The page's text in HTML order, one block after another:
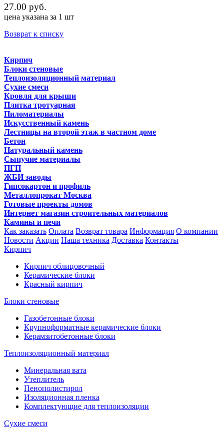
27.00 руб.
цена указана за 1 шт
Возврат к списку
Кирпич
Блоки стеновые
Теплоизоляционный материал
Сухие смеси
Кровля для крыши
Плитка тротуарная
Пиломатериалы
Искусственный камень
Лестницы на второй этаж в частном доме
Бетон
Натуральный камень
Сыпучие материалы
ПГП
ЖБИ заводы
Гипсокартон и профиль
Металлопрокат Москва
Готовые проекты домов
Интернет магазин строительных материалов
Камины и печи
Как заказать Оплата Возврат товара Информация О компании
Новости Акции Наша техника Доставка Контакты
Кирпич
Кирпич облицовочный
Керамические блоки
Красный кирпич
Блоки стеновые
Газобетонные блоки
Крупноформатные керамические блоки
Керамзитобетонные блоки
Теплоизоляционный материал
Минеральная вата
Утеплитель
Пенополистирол
Изоляционная пленка
Комплектующие для теплоизоляции
Сухие смеси